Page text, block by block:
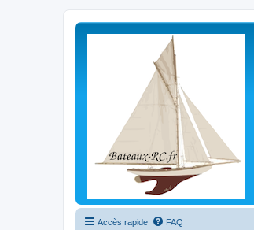
Accès rapide FAQ